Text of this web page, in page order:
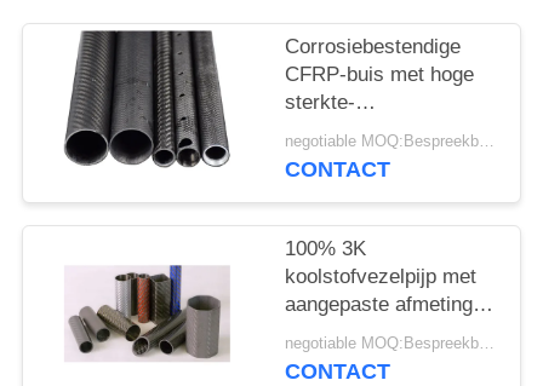
Corrosiebestendige
CFRP-buis met hoge
sterkte-
gewichtsverhouding en
vermoeiingsweerstand
negotiable MOQ:Bespreekbaar
CONTACT
100% 3K
koolstofvezelpijp met
aangepaste afmetingen
en een hoge sterkte-
gewichtsverhouding
negotiable MOQ:Bespreekbaar
CONTACT